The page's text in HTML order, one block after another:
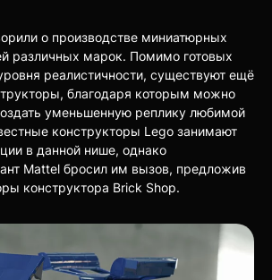
о производстве миниатюрных
различных марок. Помимо готовых
реалистичности, существуют ещё
благодаря которым можно
уменьшенную реплику любимой
конструкторы Lego занимают
в данной нише, однако
Mattel бросил им вызов, предложив
конструктора Brick Shop.